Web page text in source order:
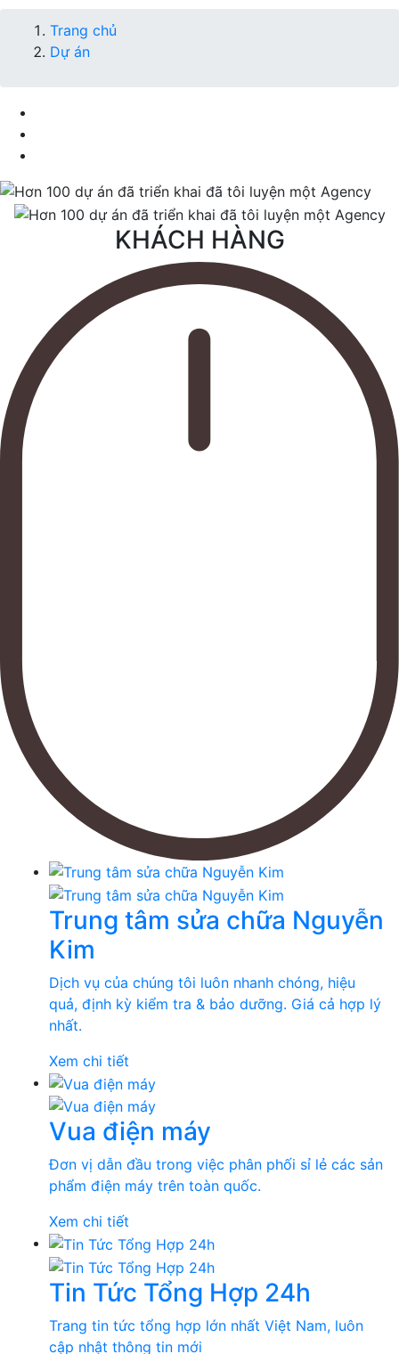
Trang chủ
Dự án
KHÁCH HÀNG
Trung tâm sửa chữa Nguyễn
Kim
Dịch vụ của chúng tôi luôn nhanh chóng, hiệu
quả, định kỳ kiểm tra & bảo dưỡng. Giá cả hợp lý
nhất.
Xem chi tiết
Vua điện máy
Đơn vị dẫn đầu trong việc phân phối sỉ lẻ các sản
phẩm điện máy trên toàn quốc.
Xem chi tiết
Tin Tức Tổng Hợp 24h
Trang tin tức tổng hợp lớn nhất Việt Nam, luôn
cập nhật thông tin mới